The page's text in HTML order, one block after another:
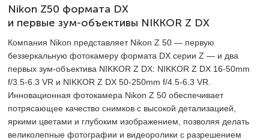
Nikon Z50 формата DX
и первые зум-объективы NIKKOR Z DX
Компания Nikon представляет Nikon Z 50 — первую
беззеркальную фотокамеру формата DX серии Z — и два
первых зум-объектива NIKKOR Z DX: NIKKOR Z DX 16-50mm
f/3.5-6.3 VR и NIKKOR Z DX 50-250mm f/4.5-6.3 VR.
Инновационная фотокамера Nikon Z 50 обеспечивает
потрясающее качество снимков с высокой детализацией,
яркими цветами и глубоким изображением, позволяя делать
великолепные фотографии и видеоролики с разрешением